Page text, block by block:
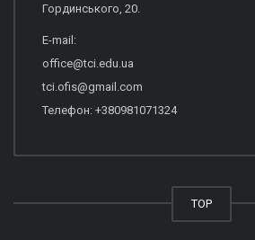
Гординського, 20.
E-mail:
office@tci.edu.ua
tci.ofis@gmail.com
Телефон: +380981071324
TOP